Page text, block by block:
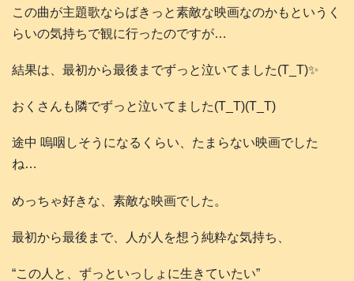
この曲が主題歌ならばきっと素敵な映画なのかもというく
らいの気持ちで観に行ったのですが…
結果は、最初から最後までずっと泣いてました(T_T)✨
おくさんも隣でずっと泣いてました(T_T)(T_T)
途中 嗚咽しそうになるくらい、たまらない映画でした
ね…
めっちゃ好きな、素敵な映画でした。
最初から最後まで、人が人を想う純粋な気持ち、
“この人と、ずっといっしょに生きていたい”